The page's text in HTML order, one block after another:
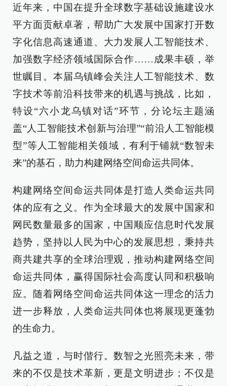
近年来，中国在提升全球数字基础设施建设水
平方面贡献卓著，帮助广大发展中国家打开数
字化信息高速通道、大力发展人工智能技术、
加强数字经济领域国际合作……成果丰硕，举
世瞩目。本届乌镇峰会关注人工智能技术、数
字技术等前沿科技带来的机遇与挑战，比如，
特设“六小龙乌镇对话”环节，分论坛主题涵
盖“人工智能技术创新与治理”“前沿人工智能模
型”等人工智能相关领域，有利于铺就“数智未
来”的基石，助力构建网络空间命运共同体。
构建网络空间命运共同体是打造人类命运共同
体的应有之义。作为全球最大的发展中国家和
网民数量最多的国家，中国顺应信息时代发展
趋势，坚持以人民为中心的发展思想，秉持共
商共建共享的全球治理观，推动构建网络空间
命运共同体，赢得国际社会高度认同和积极响
应。随着网络空间命运共同体这一理念的活力
进一步释放，人类命运共同体也将展现更蓬勃
的生命力。
凡益之道，与时偕行。数智之光照亮未来，带
来的不仅是技术革新，更是文明进步；不仅是